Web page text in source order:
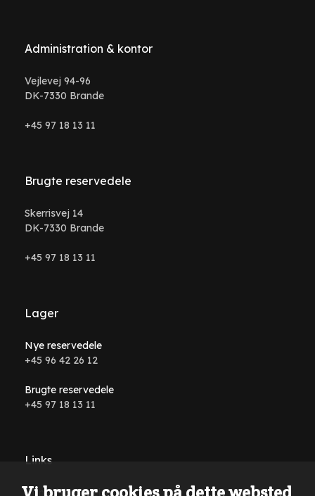
Administration & kontor
Vejlevej 94-96
DK-7330 Brande
+45 97 18 13 11
Brugte reservedele
Skerrisvej 14
DK-7330 Brande
+45 97 18 13 11
Lager
Nye reservedele
+45 96 42 26 12
Brugte reservedele
+45 97 18 13 11
Links
Handelsbetingelser